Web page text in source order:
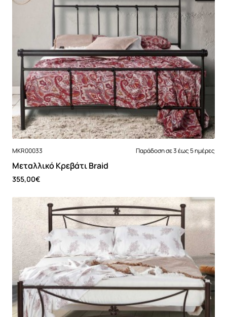
MKR00033 Παράδοση σε 3 έως 5 ημέρες
Μεταλλικό Κρεβάτι Braid
355,00€